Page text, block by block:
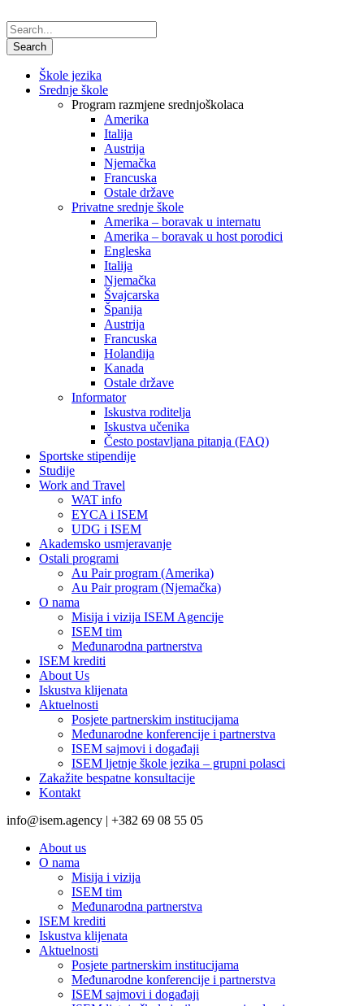
Škole jezika
Srednje škole
Program razmjene srednjoškolaca
Amerika
Italija
Austrija
Njemačka
Francuska
Ostale države
Privatne srednje škole
Amerika – boravak u internatu
Amerika – boravak u host porodici
Engleska
Italija
Njemačka
Švajcarska
Španija
Austrija
Francuska
Holandija
Kanada
Ostale države
Informator
Iskustva roditelja
Iskustva učenika
Često postavljana pitanja (FAQ)
Sportske stipendije
Studije
Work and Travel
WAT info
EYCA i ISEM
UDG i ISEM
Akademsko usmjeravanje
Ostali programi
Au Pair program (Amerika)
Au Pair program (Njemačka)
O nama
Misija i vizija ISEM Agencije
ISEM tim
Međunarodna partnerstva
ISEM krediti
About Us
Iskustva klijenata
Aktuelnosti
Posjete partnerskim institucijama
Međunarodne konferencije i partnerstva
ISEM sajmovi i događaji
ISEM ljetnje škole jezika – grupni polasci
Zakažite bespatne konsultacije
Kontakt
info@isem.agency | +382 69 08 55 05
About us
O nama
Misija i vizija
ISEM tim
Međunarodna partnerstva
ISEM krediti
Iskustva klijenata
Aktuelnosti
Posjete partnerskim institucijama
Međunarodne konferencije i partnerstva
ISEM sajmovi i događaji